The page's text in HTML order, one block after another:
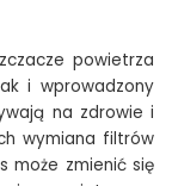
powietrza
i wprowadzony
na zdrowie i
wymiana filtrów
może zmienić się